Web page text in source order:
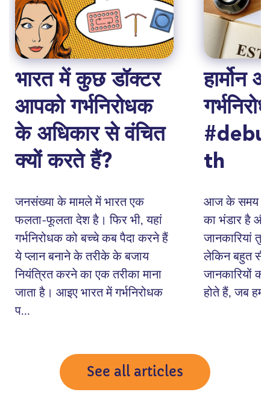
भारत में कुछ डॉक्टर
आपको गर्भनिरोधक
के अधिकार से वंचित
क्यों करते हैं?
जनसंख्या के मामले में भारत एक
फलता-फूलता देश है। फिर भी, यहां
गर्भनिरोधक को बच्चे कब पैदा करने हैं
ये प्लान बनाने के तरीके के बजाय
नियंत्रित करने का एक तरीका माना
जाता है। आइए भारत में गर्भनिरोधक
प...
हार्मोन
th
आज के समय में
का भंडार है
जानकारियां
लेकिन बहुत सी
जानकारियों
होते हैं, जब हम
See all articles